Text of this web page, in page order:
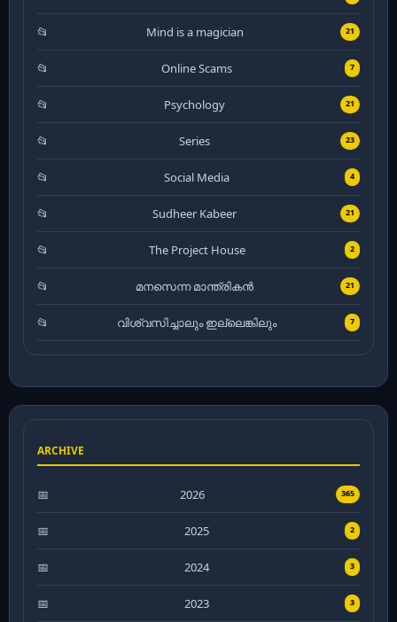
Mind is a magician 21
Online Scams 7
Psychology 21
Series 23
Social Media 4
Sudheer Kabeer 21
The Project House 2
മനസെന്ന മാന്ത്രികൻ 21
വിശ്വസിച്ചാലും ഇല്ലെങ്കിലും 7
ARCHIVE
2026 365
2025 2
2024 3
2023 3